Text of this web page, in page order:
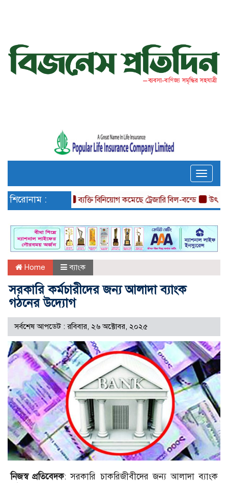
Toggle
শিরোনাম : ব্যক্তি বিনিয়োগ কমেছে ট্রেজারি বিল-বন্ডে উৎপাদন
Home ব্যাংক
সরকারি কর্মচারীদের জন্য আলাদা ব্যাংক
গঠনের উদ্যোগ
সর্বশেষ আপডেট : রবিবার, ২৬ অক্টোবর, ২০২৫
নিজস্ব প্রতিবেদক: সরকারি চাকরিজীবীদের জন্য আলাদা ব্যাংক